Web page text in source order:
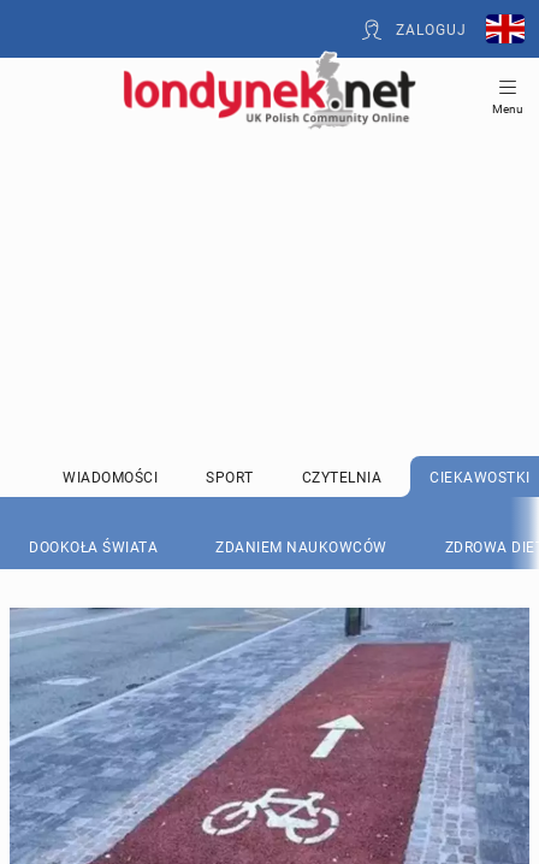
ZALOGUJ
Menu
WIADOMOŚCI SPORT CZYTELNIA CIEKAWOSTKI
DOOKOŁA ŚWIATA ZDANIEM NAUKOWCÓW ZDROWA